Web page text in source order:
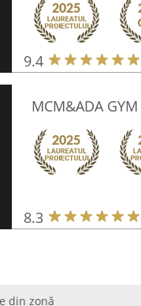
9.4
MCM&ADA GYM
8.3
din zonă